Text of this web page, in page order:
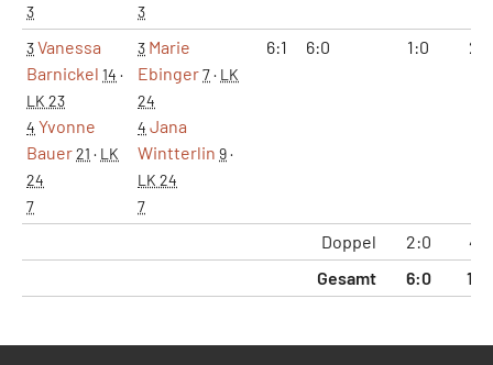
3
3
3Vanessa
Barnickel 14 ·
LK 23
4 Yvonne
Bauer21 · LK
24
7
3 Marie
Ebinger7· LK
24
4 Jana
Wintterlin 9·
LK 24
7
6:1 6:0 1:0 2:0
Doppel 2:0
4:0
Gesamt
6:0